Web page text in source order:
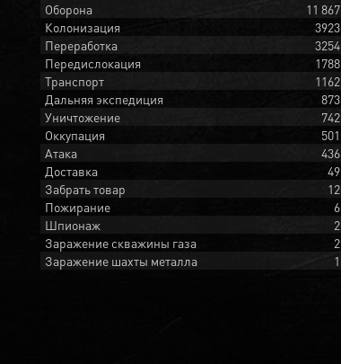
Оборона
11 867
Колонизация
3923
Переработка
3254
Передислокация
1788
Транспорт
1162
Дальняя экспедиция
873
Уничтожение
742
Оккупация
501
Атака
436
Доставка
49
Забрать товар
12
Пожирание
6
Шпионаж
2
Заражение скважины газа
2
Заражение шахты металла
1